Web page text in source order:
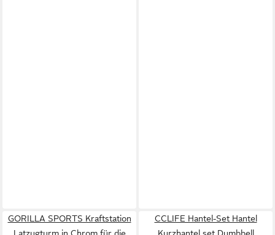
GORILLA SPORTS Kraftstation
Latzugturm in Chrom für die
CCLIFE Hantel-Set Hantel
Kurzhantel set Dumbbell